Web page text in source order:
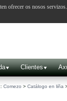
Clientes
:: Comezo > Catálogo en liña
ofrecer os nosos